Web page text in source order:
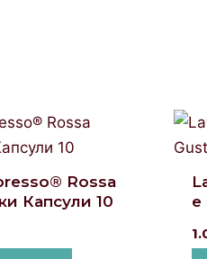
Rossa
Капсули 10
e